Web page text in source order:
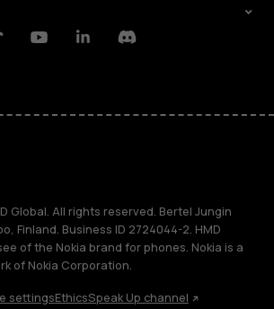
YoutubeLinkedinDiscord
Global. All rights reserved. Bertel Jungin
Finland. Business ID 2724044-2. HMD
of the Nokia brand for phones. Nokia is a
of Nokia Corporation.
settingsEthicsSpeak Up channel